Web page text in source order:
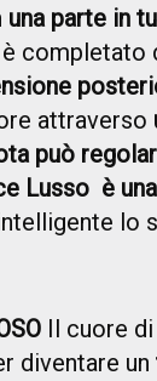
una parte in
completato
attraverso
può
Lusso è
lo
Il cuore
diventare un